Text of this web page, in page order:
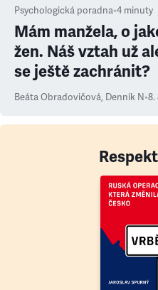
Psychologická poradna•4 minuty
Mám manžela, o
žen. Náš vztah už
se ještě zachránit?
Beáta Obradovičová, Denník N•8.